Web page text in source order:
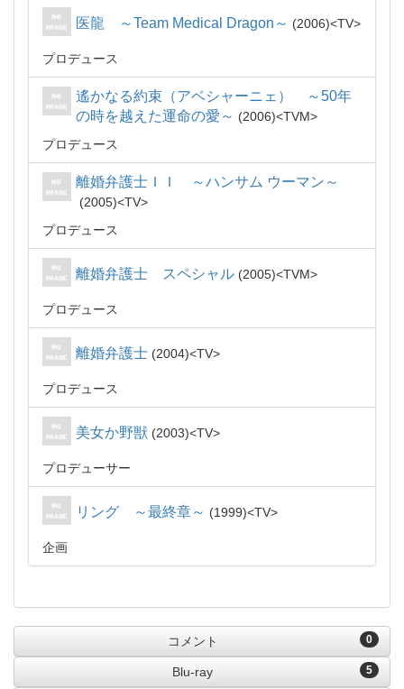
医龍 ～Team Medical Dragon～ 2006 TV
プロデュース
遙かなる約束（アベシャーニェ） ～50年
の時を越えた運命の愛～
2006
TVM
プロデュース
離婚弁護士ＩＩ ～ハンサム ウーマン～
2005
TV
プロデュース
離婚弁護士 スペシャル 2005 TVM
プロデュース
離婚弁護士 2004 TV
プロデュース
美女か野獣 2003 TV
プロデューサー
リング ～最終章～ 1999 TV
企画
0
コメント
5
Blu-ray